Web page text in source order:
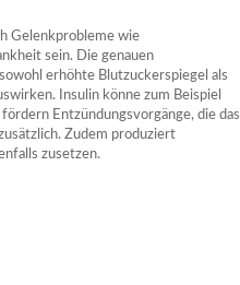
Gelenkprobleme wie
sein. Die genauen
erhöhte Blutzuckerspiegel als
Insulin könne zum Beispiel
Entzündungsvorgänge, die das
Zudem produziert
zusetzen.